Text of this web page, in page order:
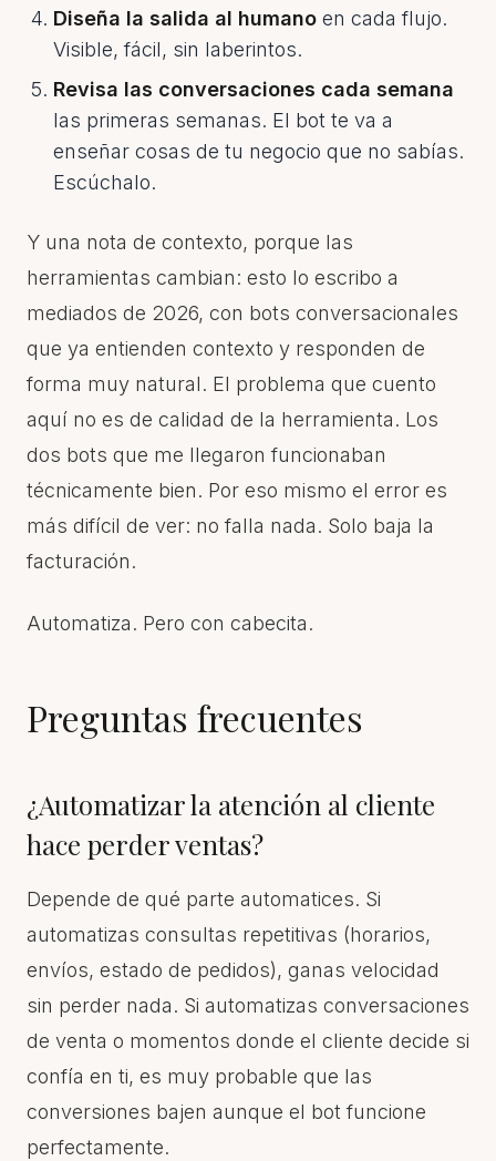
Diseña la salida al humano en cada flujo.
Visible, fácil, sin laberintos.
Revisa las conversaciones cada semana
las primeras semanas. El bot te va a
enseñar cosas de tu negocio que no sabías.
Escúchalo.
Y una nota de contexto, porque las
herramientas cambian: esto lo escribo a
mediados de 2026, con bots conversacionales
que ya entienden contexto y responden de
forma muy natural. El problema que cuento
aquí no es de calidad de la herramienta. Los
dos bots que me llegaron funcionaban
técnicamente bien. Por eso mismo el error es
más difícil de ver: no falla nada. Solo baja la
facturación.
Automatiza. Pero con cabecita.
Preguntas frecuentes
¿Automatizar la atención al cliente
hace perder ventas?
Depende de qué parte automatices. Si
automatizas consultas repetitivas (horarios,
envíos, estado de pedidos), ganas velocidad
sin perder nada. Si automatizas conversaciones
de venta o momentos donde el cliente decide si
confía en ti, es muy probable que las
conversiones bajen aunque el bot funcione
perfectamente.